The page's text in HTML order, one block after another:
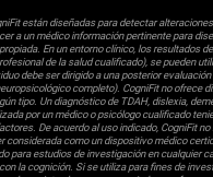
están diseñadas para detectar
a un médico información pertinente para
En un entorno clínico, los resultados
de la salud cualificado), se pueden
debe ser dirigido a una posterior
completo). CogniFit no ofrece
tipo. Un diagnóstico de TDAH, dislexia,
por un médico o psicólogo cualificado
De acuerdo al uso indicado, CogniFit
considerada como un dispositivo médico
para estudios de investigación en cualquier
la cognición. Si se utiliza para fines de